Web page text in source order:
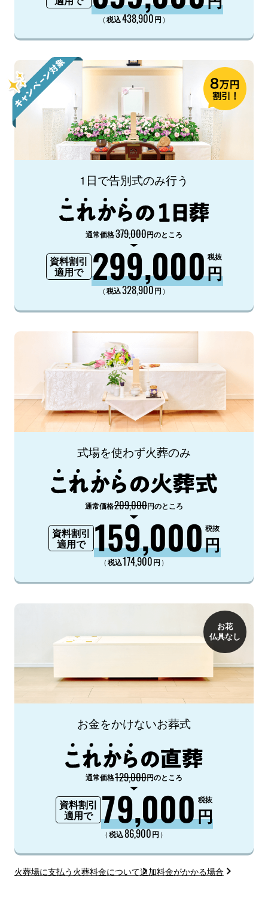
（税込438,900円 ）
1日で告別式のみ行う
通常価格379,000円のところ
資料割引
適用で
299,000円
税抜
（税込328,900円 ）
式場を使わず火葬のみ
通常価格209,000円のところ
資料割引
適用で
159,000円
税抜
（税込174,900円 ）
お花
仏具なし
お金をかけないお葬式
通常価格129,000円のところ
資料割引
適用で
79,000円
税抜
（税込86,900円 ）
火葬場に支払う火葬料金について追加料金がかかる場合